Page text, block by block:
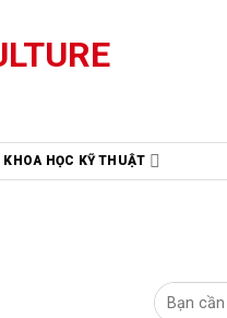
KHOA HỌC KỸ THUẬT